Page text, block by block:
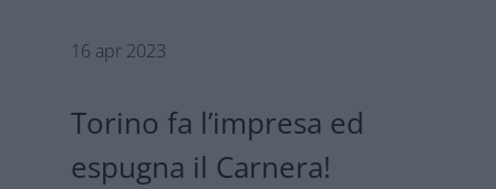
16 apr 2023
Torino fa l’impresa ed
espugna il Carnera!